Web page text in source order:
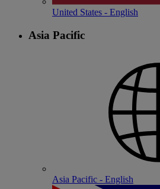
United States - English
Asia Pacific
Asia Pacific - English